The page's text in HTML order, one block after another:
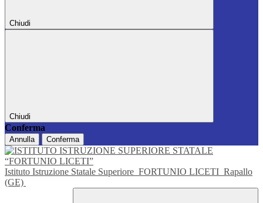
Chiudi
Chiudi
Conferma
Annulla Conferma
Istituto Istruzione Statale Superiore FORTUNIO LICETI Rapallo
(GE)